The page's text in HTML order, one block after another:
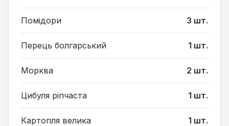
Помідори 3 шт.
Перець болгарський 1 шт.
Морква 2 шт.
Цибуля ріпчаста 1 шт.
Картопля велика 1 шт.